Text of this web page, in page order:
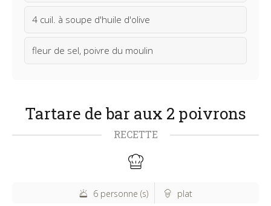
4 cuil. à soupe d'huile d'olive
fleur de sel, poivre du moulin
Tartare de bar aux 2 poivrons
RECETTE
6 personne (s) plat